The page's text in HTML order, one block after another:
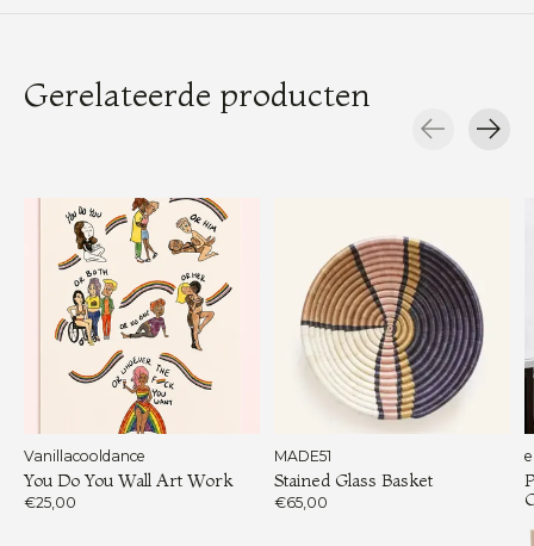
Gerelateerde producten
Vanillacooldance
You Do You Wall Art Work
€25,00
MADE51
Stained Glass Basket
€65,00